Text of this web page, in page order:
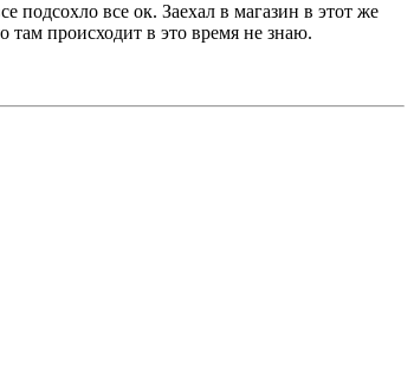
подсохло все ок. Заехал в магазин в этот же
происходит в это время не знаю.